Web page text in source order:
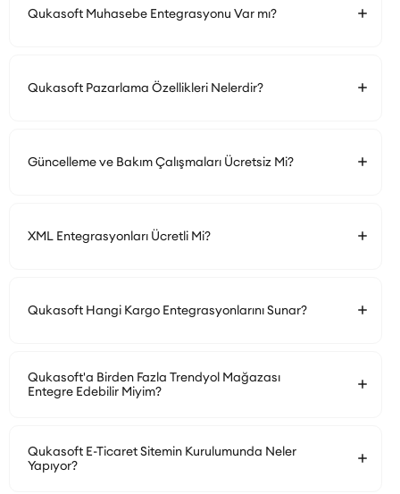
Qukasoft Muhasebe Entegrasyonu Var mı?
Qukasoft Pazarlama Özellikleri Nelerdir?
Güncelleme ve Bakım Çalışmaları Ücretsiz Mi?
XML Entegrasyonları Ücretli Mi?
Qukasoft Hangi Kargo Entegrasyonlarını Sunar?
Qukasoft'a Birden Fazla Trendyol Mağazası
Entegre Edebilir Miyim?
Qukasoft E-Ticaret Sitemin Kurulumunda Neler
Yapıyor?